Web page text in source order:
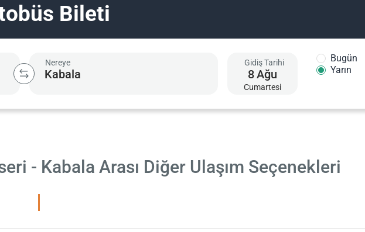
Bileti
Nereye Gidiş Tarihi
8Ağu
Cumartesi
Bugün
Yarın
- Kabala Arası Diğer Ulaşım Seçenekleri